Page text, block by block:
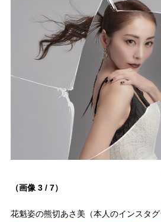
（画像 3 / 7）
花魁姿の熊切あさ美（本人のインスタグ